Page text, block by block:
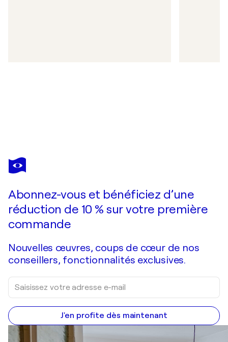
Abonnez-vous et bénéficiez d’une
réduction de 10 % sur votre première
commande
Nouvelles œuvres, coups de cœur de nos
conseillers, fonctionnalités exclusives.
J'en profite dès maintenant